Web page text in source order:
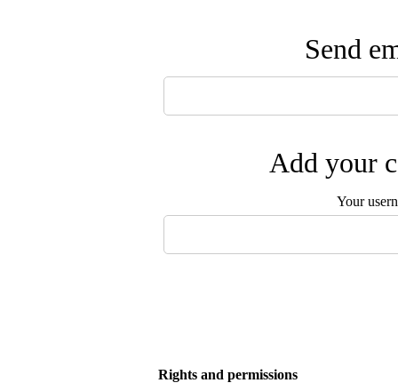
Send
Add your
Your
Rights and permissions